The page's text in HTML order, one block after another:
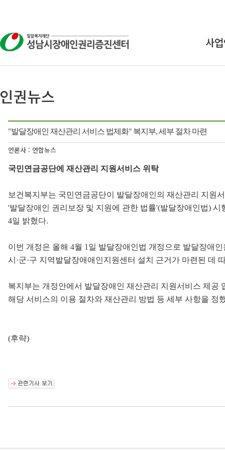
사
인식
"발달장애인 재산관리 서비스 법제화" 복지부, 세부 절차 마련
언론사 : 연합뉴스
국민연금공단에 재산관리 지원서비스 위탁
보건복지부는 국민연금공단이 발달장애인의 재산관리 지원
'발달장애인 권리보장 및 지원에 관한 법률'(발달장애인법)
4일 밝혔다.
이번 개정은 올해 4월 1일 발달장애인법 개정으로 발달장애
시·군·구 지역발달장애애인지원센터 설치 근거가 마련된 데
복지부는 개정안에서 발달장애인 재산관리 지원서비스 제공
해당 서비스의 이용 절차와 재산관리 방법 등 세부 사항을 정
(후략)